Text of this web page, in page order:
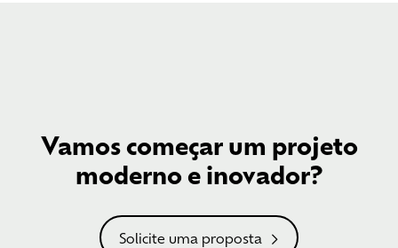
Vamos começar um projeto
moderno e inovador?
Solicite uma proposta